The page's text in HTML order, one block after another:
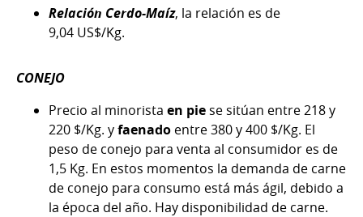
Relación Cerdo-Maíz, la relación es de
9,04 US$/Kg.
CONEJO
Precio al minorista en piese sitúan entre 218 y
220 $/Kg. yfaenado entre 380 y 400 $/Kg. El
peso de conejo para venta al consumidor es de
1,5 Kg. En estos momentos la demanda de carne
de conejo para consumo está más ágil, debido a
la época del año. Hay disponibilidad de carne.